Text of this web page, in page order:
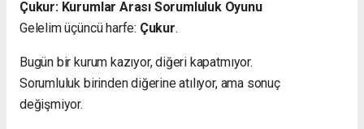
Çukur: Kurumlar Arası Sorumluluk Oyunu
Gelelim üçüncü harfe: Çukur.
Bugün bir kurum kazıyor, diğeri kapatmıyor.
Sorumluluk birinden diğerine atılıyor, ama sonuç
değişmiyor.